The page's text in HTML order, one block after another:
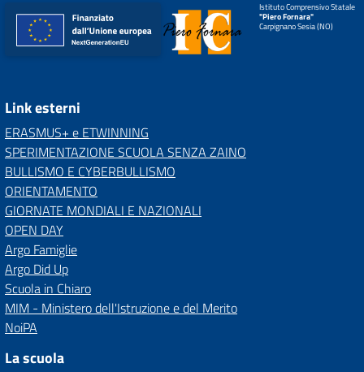
Istituto Comprensivo Statale
"Piero Fornara"
Carpignano Sesia (NO)
Link esterni
ERASMUS+ e ETWINNING
SPERIMENTAZIONE SCUOLA SENZA ZAINO
BULLISMO E CYBERBULLISMO
ORIENTAMENTO
GIORNATE MONDIALI E NAZIONALI
OPEN DAY
Argo Famiglie
Argo Did Up
Scuola in Chiaro
MIM - Ministero dell'Istruzione e del Merito
NoiPA
La scuola